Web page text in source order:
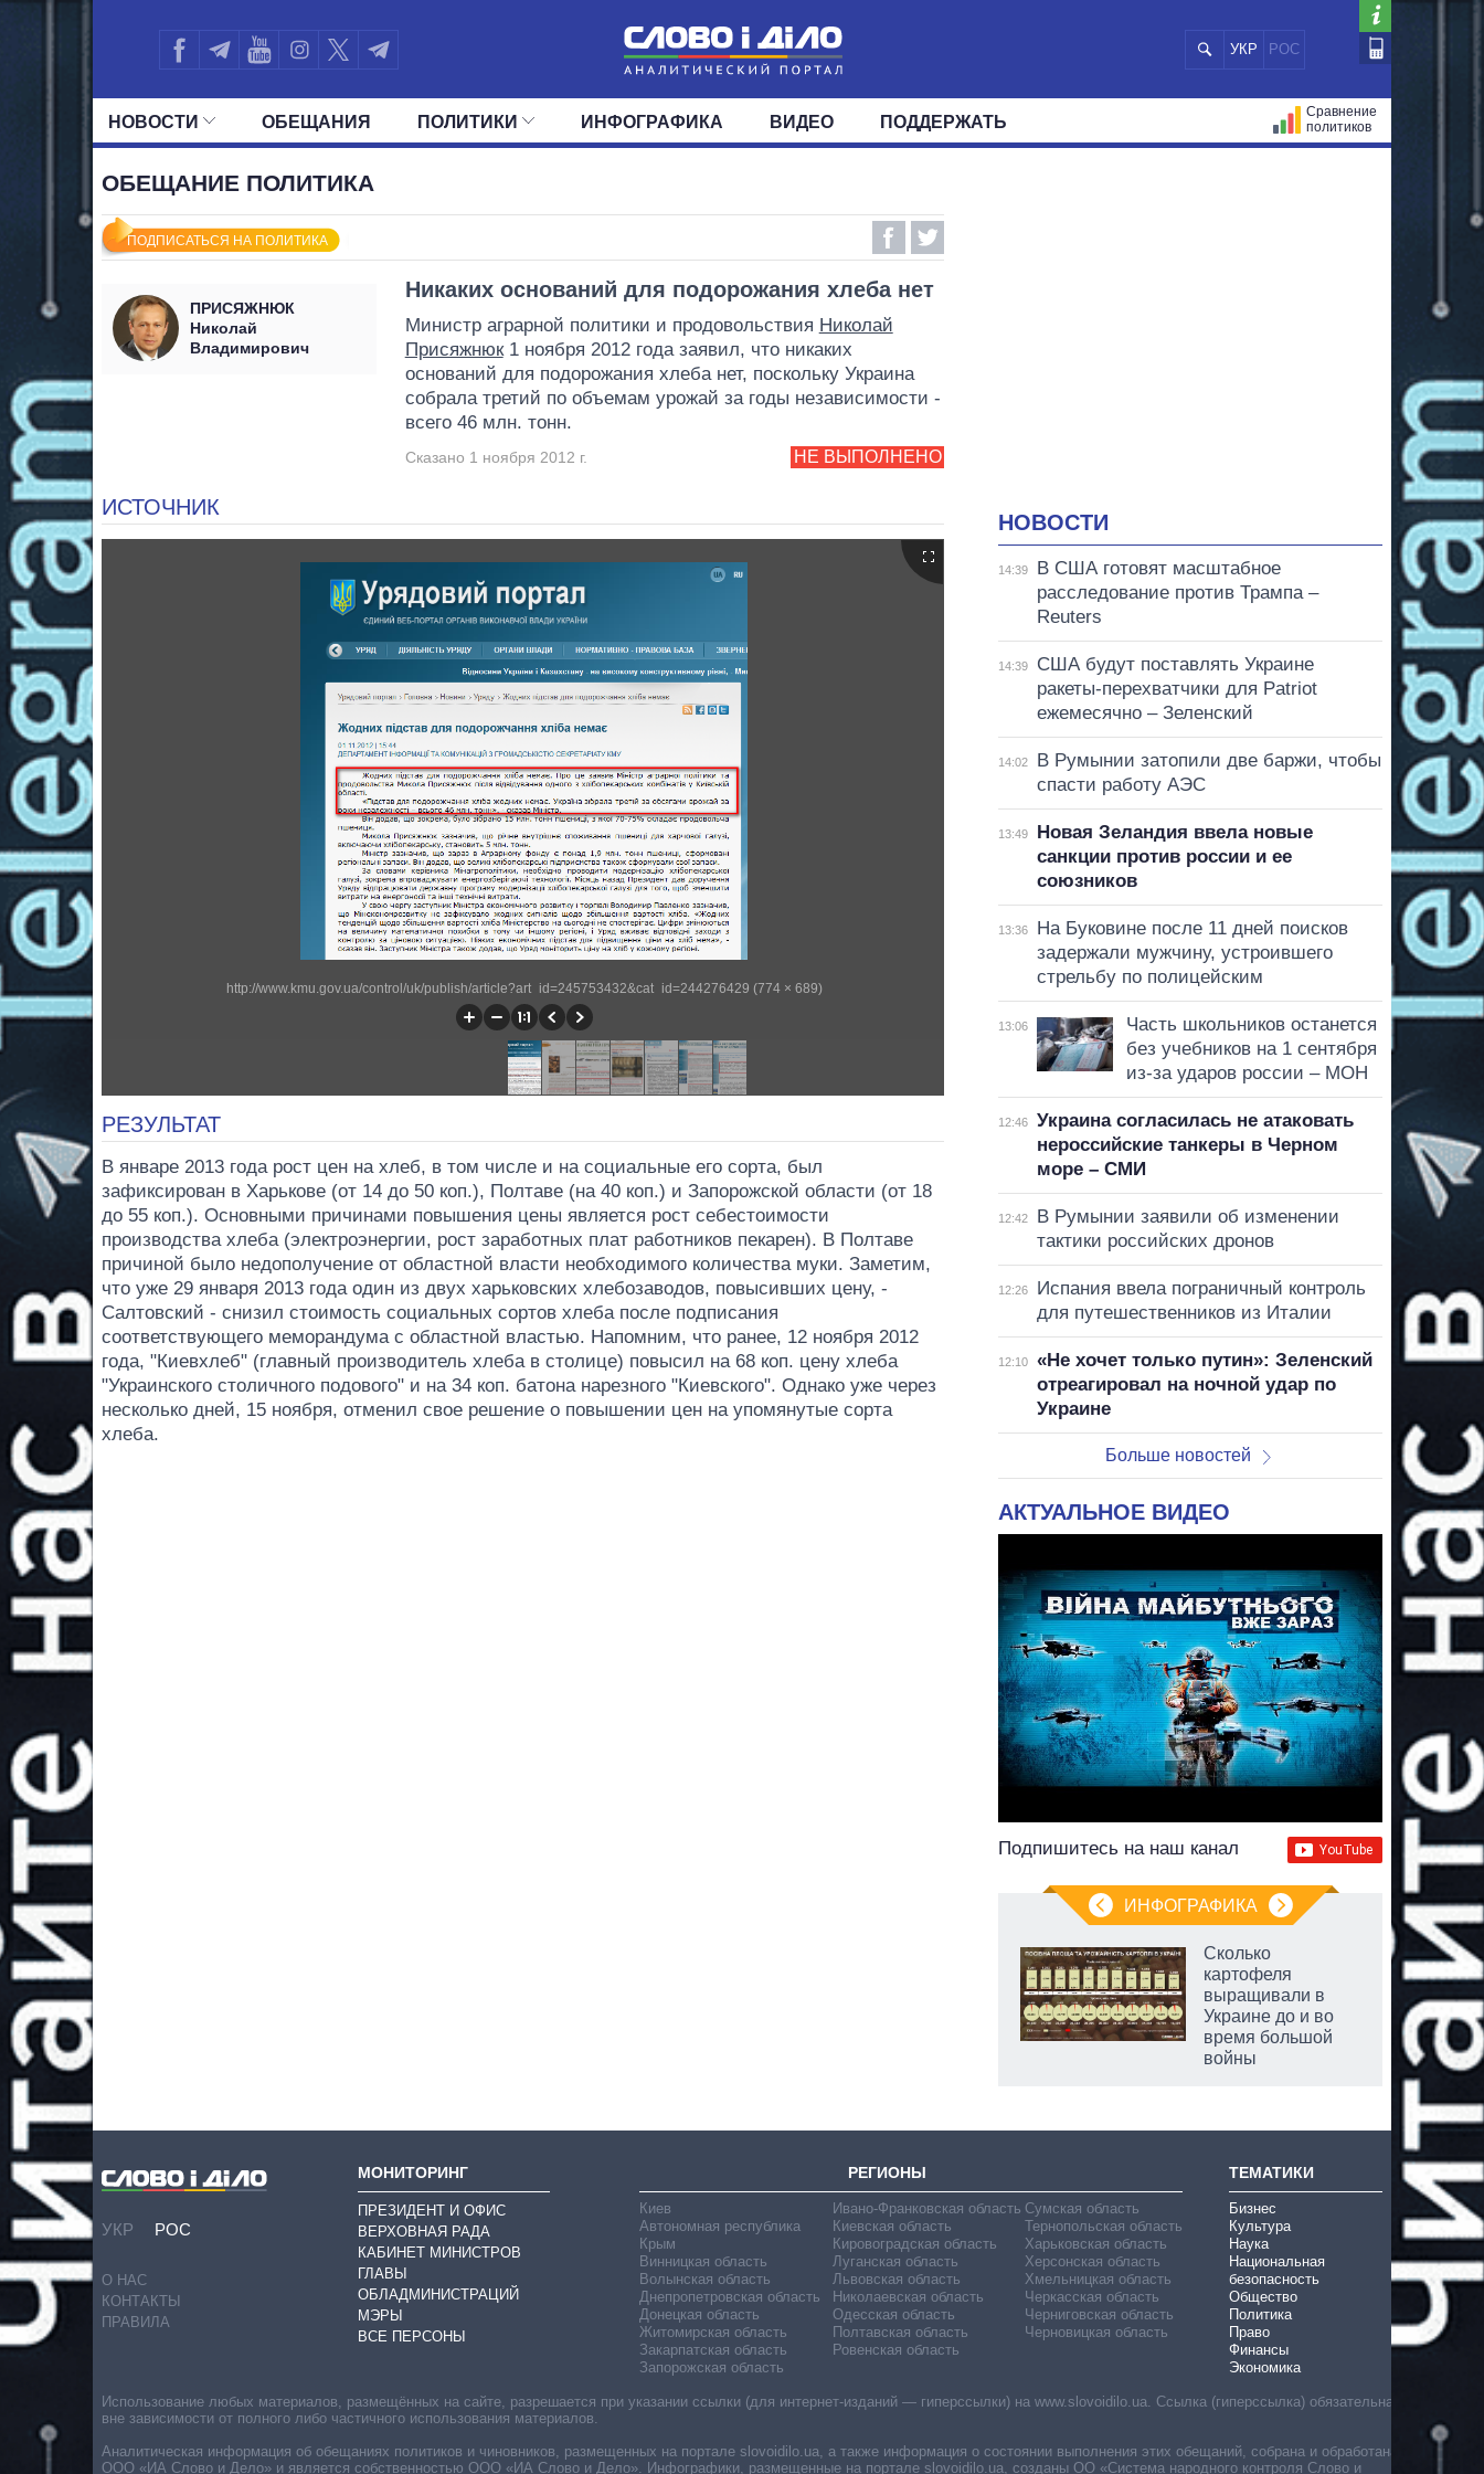
УКР РОС
НОВОСТИ
МИР
ОБЕЩАНИЯ ПОЛИТИКИ
ОКРУГА
ИНФОГРАФИКА ВИДЕО ПОДДЕРЖАТЬ
Сравнение
политиков
ОБЕЩАНИЕ ПОЛИТИКА
ПОДПИСАТЬСЯ НА ПОЛИТИКА
ПРИСЯЖНЮК
Николай
Владимирович
Никаких оснований для подорожания хлеба нет
Министр аграрной политики и продовольствия Николай
Присяжнюк1 ноября 2012 года заявил, что никаких
оснований для подорожания хлеба нет, поскольку Украина
собрала третий по объемам урожай за годы независимости -
всего 46 млн. тонн.
НЕ ВЫПОЛНЕНО
Сказано 1 ноября 2012 г.
ИСТОЧНИК
http://www.kmu.gov.ua/control/uk/publish/article?art_id=245753432&cat_id=244276429 (774 × 689)
РЕЗУЛЬТАТ
В январе 2013 года рост цен на хлеб, в том числе и на социальные его сорта, был
зафиксирован в Харькове (от 14 до 50 коп.), Полтаве (на 40 коп.) и Запорожской области (от 18
до 55 коп.). Основными причинами повышения цены является рост себестоимости
производства хлеба (электроэнергии, рост заработных плат работников пекарен). В Полтаве
причиной было недополучение от областной власти необходимого количества муки. Заметим,
что уже 29 января 2013 года один из двух харьковских хлебозаводов, повысивших цену, -
Салтовский - снизил стоимость социальных сортов хлеба после подписания
соответствующего меморандума с областной властью. Напомним, что ранее, 12 ноября 2012
года, "Киевхлеб" (главный производитель хлеба в столице) повысил на 68 коп. цену хлеба
"Украинского столичного подового" ​​и на 34 коп. батона нарезного "Киевского". Однако уже через
несколько дней, 15 ноября, отменил свое решение о повышении цен на упомянутые сорта
хлеба.
НОВОСТИ
14:39
В США готовят масштабное
расследование против Трампа –
Reuters
14:39
США будут поставлять Украине
ракеты-перехватчики для Patriot
ежемесячно – Зеленский
14:02
В Румынии затопили две баржи, чтобы
спасти работу АЭС
13:49
Новая Зеландия ввела новые
санкции против россии и ее
союзников
13:36
На Буковине после 11 дней поисков
задержали мужчину, устроившего
стрельбу по полицейским
13:06
Часть школьников останется
без учебников на 1 сентября
из-за ударов россии – МОН
12:46
Украина согласилась не атаковать
нероссийские танкеры в Черном
море – СМИ
12:42
В Румынии заявили об изменении
тактики российских дронов
12:26
Испания ввела пограничный контроль
для путешественников из Италии
12:10
«Не хочет только путин»: Зеленский
отреагировал на ночной удар по
Украине
Больше новостей
АКТУАЛЬНОЕ ВИДЕО
Подпишитесь на наш канал
ИНФОГРАФИКА
Сколько
картофеля
выращивали в
Украине до и во
время большой
войны
УКР РОС
О НАС
КОНТАКТЫ
ПРАВИЛА
МОНИТОРИНГ
ПРЕЗИДЕНТ И ОФИС
ВЕРХОВНАЯ РАДА
КАБИНЕТ МИНИСТРОВ
ГЛАВЫ
ОБЛАДМИНИСТРАЦИЙ
МЭРЫ
ВСЕ ПЕРСОНЫ
РЕГИОНЫ
Киев
Автономная республика
Крым
Винницкая область
Волынская область
Днепропетровская область
Донецкая область
Житомирская область
Закарпатская область
Запорожская область
Ивано-Франковская область
Киевская область
Кировоградская область
Луганская область
Львовская область
Николаевская область
Одесская область
Полтавская область
Ровенская область
Сумская область
Тернопольская область
Харьковская область
Херсонская область
Хмельницкая область
Черкасская область
Черниговская область
Черновицкая область
ТЕМАТИКИ
Бизнес
Культура
Наука
Национальная
безопасность
Общество
Политика
Право
Финансы
Экономика
Использование любых материалов, размещённых на сайте, разрешается при указании ссылки (для интернет-изданий — гиперссылки) на www.slovoidilo.ua. Ссылка (гиперссылка) обязательна
вне зависимости от полного либо частичного использования материалов.
Аналитическая информация об обещаниях политиков и чиновников, размещенных на портале slovoidilo.ua, а также информация о состоянии выполнения этих обещаний, собрана и обработана
ООО «ИА Слово и Дело» и является собственностью ООО «ИА Слово и Дело». Инфографики, размещенные на портале slovoidilo.ua, созданы ОО «Система народного контроля Слово и